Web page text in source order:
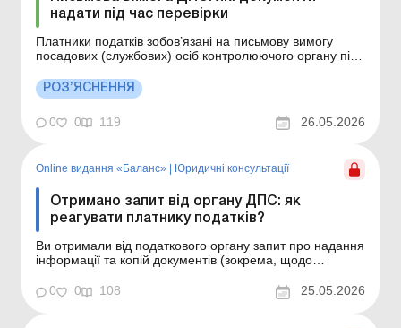
надати під час перевірки
Платники податків зобов’язані на письмову вимогу
посадових (службових) осіб контролюючого органу під
документи, що належать або пов&;язані з предметом
перевірки. Детальніше див. нижче. Більше за темою:
РОЗ’ЯСНЕННЯ
0 0 119 26.05.2026
Online видання «Баланс» Юридичні консультації
Отримано запит від органу ДПС: як
реагувати платнику податків?
Ви отримали від податкового органу запит про надання
інформації та копій документів (зокрема, щодо
середньої зарплати, яка на підприємстві нижче, ніж у
відповідної галузі, тощо) і не знаєте, чи відповідати на
0 0 108 25.05.2026